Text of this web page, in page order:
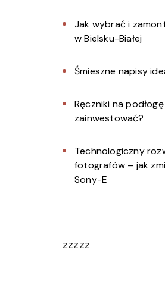
Jak wybrać i
w Bielsku-Białej
Śmieszne napisy
Ręczniki na
zainwestować?
Technologiczny
fotografów – jak
Sony-E
zzzzz